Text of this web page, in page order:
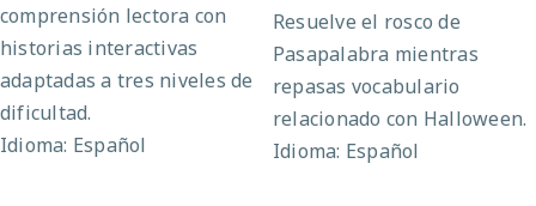
comprensión lectora con
historias interactivas
adaptadas a tres niveles de
dificultad.
Idioma: Español
Resuelve el rosco de
Pasapalabra mientras
repasas vocabulario
relacionado con Halloween.
Idioma: Español